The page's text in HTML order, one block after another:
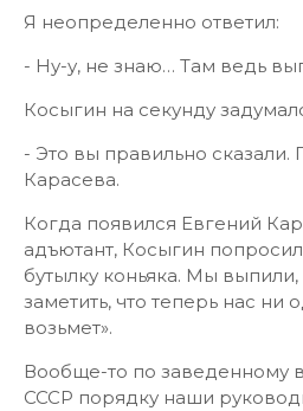
Я неопределенно ответил:
- Ну-у, не знаю… Там ведь
Косыгин на секунду
- Это вы правильно сказали.
Карасева.
Когда появился Евгений
адъютант, Косыгин
бутылку коньяка. Мы
заметить, что теперь нас ни
возьмет».
Вообще-то по заведенному
СССР порядку наши